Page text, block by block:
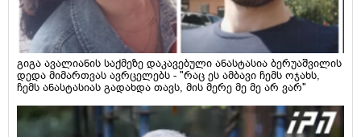
გიგა ავალიანის საქმეზე დაკავებული ანასტასია ბერუაშვილის
დედა მიმართვას ავრცელებს - "რაც ეს ამბავი ჩემს ოჯახს,
ჩემს ანასტასიას გადახდა თავს, მის მერე მე მე არ ვარ"